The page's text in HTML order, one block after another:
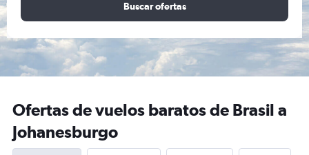
Buscar ofertas
Ofertas de vuelos baratos de Brasil a
Johanesburgo